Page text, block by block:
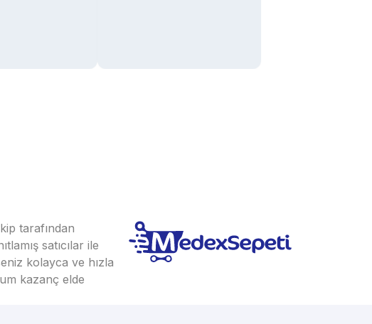
tarafından
satıcılar ile
kolayca ve hızla
kazanç elde